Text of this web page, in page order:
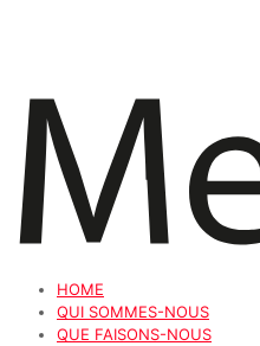
HOME
QUI SOMMES-NOUS
QUE FAISONS-NOUS